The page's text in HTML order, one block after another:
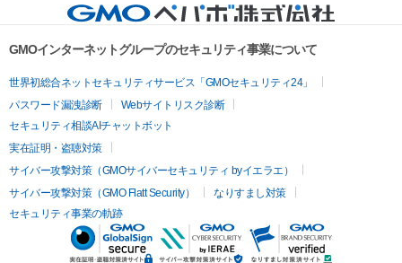
GMOインターネットグループのセキュリティ事業について
世界初総合ネットセキュリティサービス「GMOセキュリティ24」
パスワード漏洩診断
Webサイトリスク診断
セキュリティ相談AIチャットボット
実在証明・盗聴対策
サイバー攻撃対策（GMOサイバーセキュリティ byイエラエ）
サイバー攻撃対策（GMO Flatt Security）
なりすまし対策
セキュリティ事業の軌跡